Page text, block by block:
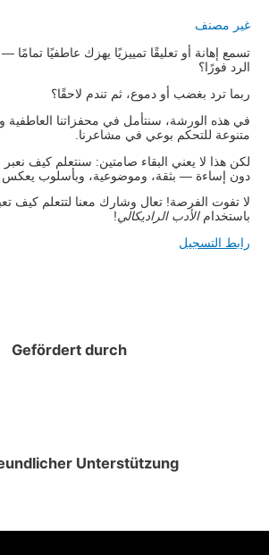
غير مصنف
تسمع إهانة أو تعليقًا تمييزيًا يهزك عاطفيًا تمامًا
الرد فورًا؟
ربما ترد بغضب أو دموع، ثم تندم لاحقًا؟
في هذه الورشة، سنتأمل في محفزاتنا العاطفية
متنوعة للتحكم بوعي في مشاعرنا.
لكن هذا لا يعني البقاء صامتين: سنتعلم كيف نعبر
دون إساءة — بثقة، وموضوعية، وبأسلوب يعكس
لا تفوت الفرصة! تعال وشارك معنا لتتعلم كيف
باستخدام الأدب الراديكالي!
رابط التسجيل
Gefördert durch
Unterstützung